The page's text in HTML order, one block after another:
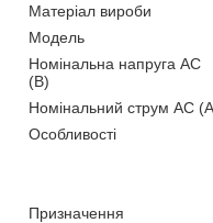
Матеріал вироби
Мoдель
Номінальна напруга AC
(В)
Номінальний струм AC
Особливості
Призначення